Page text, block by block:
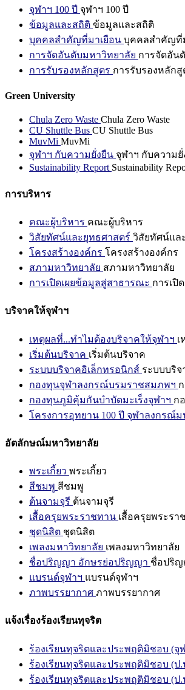
จุฬาฯ 100 ปี จุฬาฯ 100 ปี
ข้อมูลและสถิติ ข้อมูลและสถิติ
บุคคลสำคัญที่มาเยือน บุคคลสำคัญที่
การจัดอันดับมหาวิทยาลัย การจัดอัน
การรับรองหลักสูตร การรับรองหลักสู
Green University
Chula Zero Waste Chula Zero Waste
CU Shuttle Bus CU Shuttle Bus
MuvMi MuvMi
จุฬาฯ กับความยั่งยืน จุฬาฯ กับความยั่
Sustainability Report Sustainability
การบริหาร
คณะผู้บริหาร คณะผู้บริหาร
วิสัยทัศน์และยุทธศาสตร์ วิสัยทัศน์แล
โครงสร้างองค์กร โครงสร้างองค์กร
สภามหาวิทยาลัย สภามหาวิทยาลัย
การเปิดเผยข้อมูลสู่สาธารณะ การเปิ
บริจาคให้จุฬาฯ
เหตุผลที่...ทำไมต้องบริจาคให้จุฬาฯ เ
เริ่มต้นบริจาค เริ่มต้นบริจาค
ระบบบริจาคอิเล็กทรอนิกส์ ระบบบริ
กองทุนจุฬาลงกรณ์บรมราชสมภพฯ
กองทุนภูมิคุ้มกันบำบัดมะเร็งจุฬาฯ ก
โครงการอุทยาน 100 ปี จุฬาลงกรณ์
อัตลักษณ์มหาวิทยาลัย
พระเกี้ยว พระเกี้ยว
สีชมพู สีชมพู
ต้นจามจุรี ต้นจามจุรี
เสื้อครุยพระราชทาน เสื้อครุยพระรา
ชุดนิสิต ชุดนิสิต
เพลงมหาวิทยาลัย เพลงมหาวิทยาลัย
ชื่อปริญญา อักษรย่อปริญญา ชื่อปริ
แบรนด์จุฬาฯ แบรนด์จุฬาฯ
ภาพบรรยากาศ ภาพบรรยากาศ
แจ้งเรื่องร้องเรียนทุจริต
ร้องเรียนทุจริตและประพฤติมิชอบ (จุ
ร้องเรียนทุจริตและประพฤติมิชอบ (ป.
ร้องเรียนทุจริตและประพฤติมิชอบ (ป.